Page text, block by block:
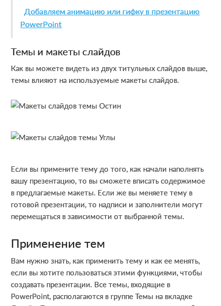
Добавляем анимацию или гифку в презентацию
PowerPoint
Темы и макеты слайдов
Как вы можете видеть из двух титульных слайдов выше,
темы влияют на используемые макеты слайдов.
Если вы примените тему до того, как начали наполнять
вашу презентацию, то вы сможете вписать содержимое
в предлагаемые макеты. Если же вы меняете тему в
готовой презентации, то надписи и заполнители могут
перемещаться в зависимости от выбранной темы.
Применение тем
Вам нужно знать, как применить тему и как ее менять,
если вы хотите пользоваться этими функциями, чтобы
создавать презентации. Все темы, входящие в
PowerPoint, располагаются в группе Темы на вкладке